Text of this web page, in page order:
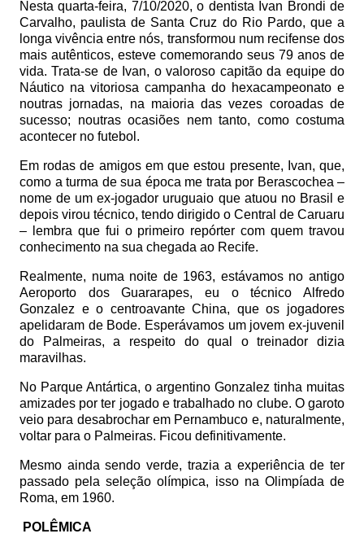
Nesta quarta-feira, 7/10/2020, o dentista Ivan Brondi de
Carvalho, paulista de Santa Cruz do Rio Pardo, que a
longa vivência entre nós, transformou num recifense dos
mais autênticos, esteve comemorando seus 79 anos de
vida. Trata-se de Ivan, o valoroso capitão da equipe do
Náutico na vitoriosa campanha do hexacampeonato e
noutras jornadas, na maioria das vezes coroadas de
sucesso; noutras ocasiões nem tanto, como costuma
acontecer no futebol.
Em rodas de amigos em que estou presente, Ivan, que,
como a turma de sua época me trata por Berascochea –
nome de um ex-jogador uruguaio que atuou no Brasil e
depois virou técnico, tendo dirigido o Central de Caruaru
– lembra que fui o primeiro repórter com quem travou
conhecimento na sua chegada ao Recife.
Realmente, numa noite de 1963, estávamos no antigo
Aeroporto dos Guararapes, eu o técnico Alfredo
Gonzalez e o centroavante China, que os jogadores
apelidaram de Bode. Esperávamos um jovem ex-juvenil
do Palmeiras, a respeito do qual o treinador dizia
maravilhas.
No Parque Antártica, o argentino Gonzalez tinha muitas
amizades por ter jogado e trabalhado no clube. O garoto
veio para desabrochar em Pernambuco e, naturalmente,
voltar para o Palmeiras. Ficou definitivamente.
Mesmo ainda sendo verde, trazia a experiência de ter
passado pela seleção olímpica, isso na Olimpíada de
Roma, em 1960.
POLÊMICA